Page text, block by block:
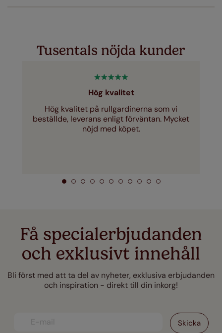
Tusentals nöjda kunder
Hög kvalitet
Hög kvalitet på rullgardinerna som vi
beställde, leverans enligt förväntan. Mycket
nöjd med köpet.
Få specialerbjudanden
och exklusivt innehåll
Bli först med att ta del av nyheter, exklusiva erbjudanden
och inspiration - direkt till din inkorg!